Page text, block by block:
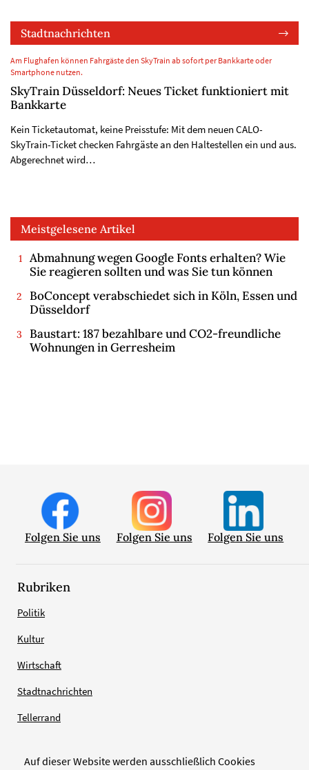
Auf dieser Website werden ausschließlich Cookies
Stadtnachrichten
Am Flughafen können Fahrgäste den SkyTrain ab sofort per Bankkarte oder
Smartphone nutzen.
SkyTrain Düsseldorf: Neues Ticket funktioniert mit
Bankkarte
Kein Ticketautomat, keine Preisstufe: Mit dem neuen CALO-
SkyTrain-Ticket checken Fahrgäste an den Haltestellen ein und aus.
Abgerechnet wird…
Meistgelesene Artikel
Abmahnung wegen Google Fonts erhalten? Wie
Sie reagieren sollten und was Sie tun können
BoConcept verabschiedet sich in Köln, Essen und
Düsseldorf
Baustart: 187 bezahlbare und CO2-freundliche
Wohnungen in Gerresheim
Folgen Sie uns Folgen Sie uns Folgen Sie uns
Rubriken
Politik
Kultur
Wirtschaft
Stadtnachrichten
Tellerrand